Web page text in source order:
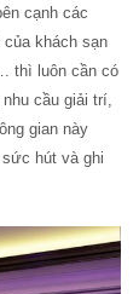
cạnh các
khách sạn
thì luôn cần có
cầu giải trí,
gian này
hút và ghi